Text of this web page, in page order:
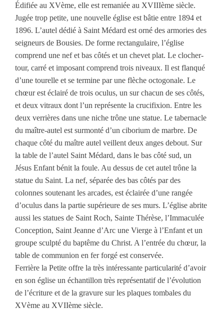
Édifiée au XVème, elle est remaniée au XVIIIème siècle.
Jugée trop petite, une nouvelle église est bâtie entre 1894 et
1896. L’autel dédié à Saint Médard est orné des armories des
seigneurs de Bousies. De forme rectangulaire, l’église
comprend une nef et bas côtés et un chevet plat. Le clocher-
tour, carré et imposant comprend trois niveaux. Il est flanqué
d’une tourelle et se termine par une flèche octogonale. Le
chœur est éclairé de trois oculus, un sur chacun de ses côtés,
et deux vitraux dont l’un représente la crucifixion. Entre les
deux verrières dans une niche trône une statue. Le tabernacle
du maître-autel est surmonté d’un ciborium de marbre. De
chaque côté du maître autel veillent deux anges debout. Sur
la table de l’autel Saint Médard, dans le bas côté sud, un
Jésus Enfant bénit la foule. Au dessus de cet autel trône la
statue du Saint. La nef, séparée des bas côtés par des
colonnes soutenant les arcades, est éclairée d’une rangée
d’oculus dans la partie supérieure de ses murs. L’église abrite
aussi les statues de Saint Roch, Sainte Thérèse, l’Immaculée
Conception, Saint Jeanne d’Arc une Vierge à l’Enfant et un
groupe sculpté du baptême du Christ. A l’entrée du chœur, la
table de communion en fer forgé est conservée.
Ferrière la Petite offre la très intéressante particularité d’avoir
en son église un échantillon très représentatif de l’évolution
de l’écriture et de la gravure sur les plaques tombales du
XVème au XVIIème siècle.